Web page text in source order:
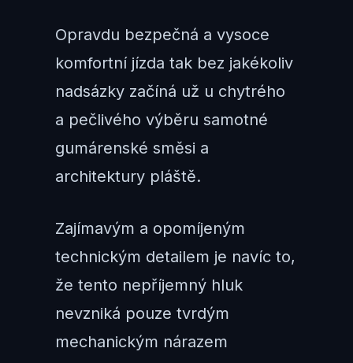
Opravdu bezpečná a vysoce
komfortní jízda tak bez jakékoliv
nadsázky začíná už u chytrého
a pečlivého výběru samotné
gumárenské směsi a
architektury pláště.
Zajímavým a opomíjeným
technickým detailem je navíc to,
že tento nepříjemný hluk
nevzniká pouze tvrdým
mechanickým nárazem